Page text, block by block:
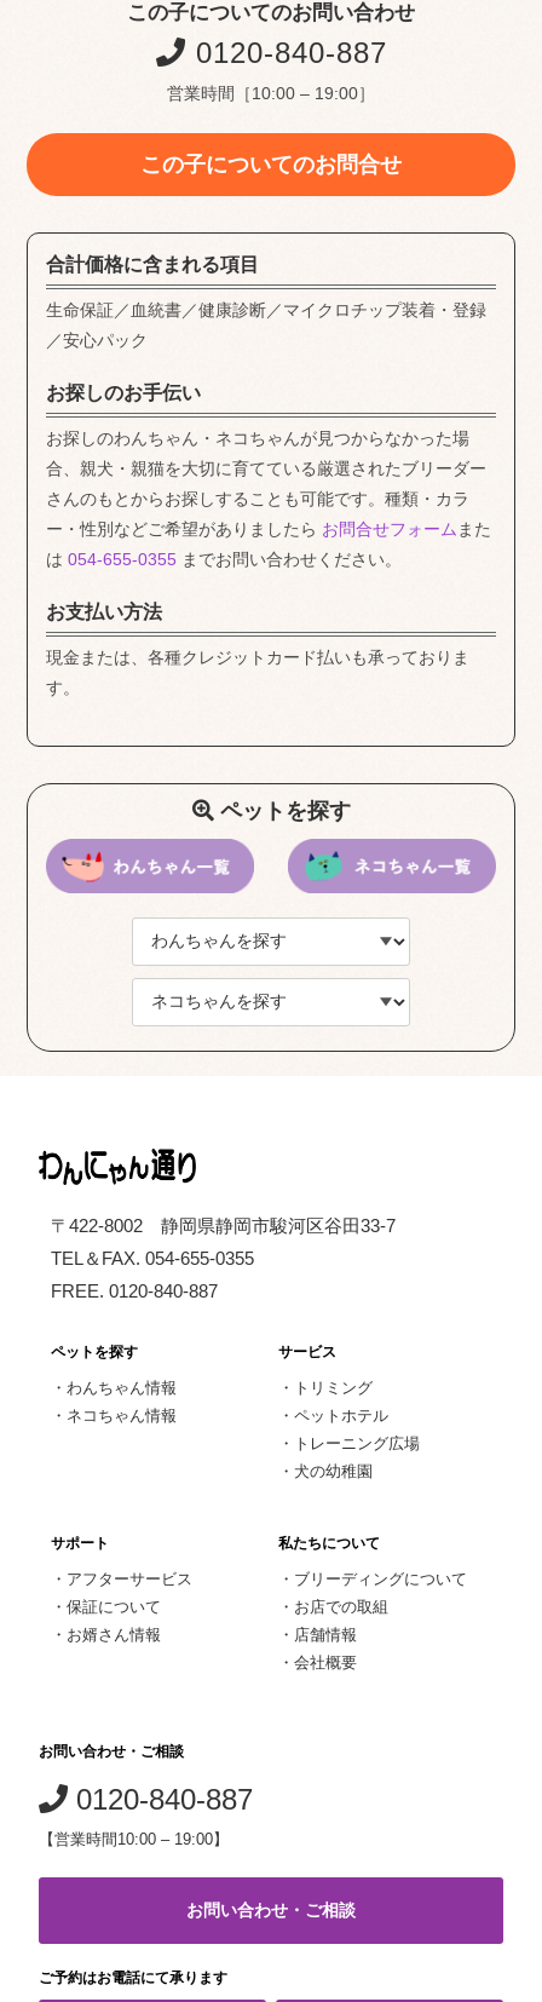
この子についてのお問い合わせ
0120-840-887
営業時間［10:00 – 19:00］
この子についてのお問合せ
合計価格に含まれる項目
生命保証／血統書／健康診断／マイクロチップ装着・登録
／安心パック
お探しのお手伝い
お探しのわんちゃん・ネコちゃんが見つからなかった場
合、親犬・親猫を大切に育てている厳選されたブリーダー
さんのもとからお探しすることも可能です。種類・カラ
ー・性別などご希望がありましたら お問合せフォーム また
は054-655-0355 までお問い合わせください。
お支払い方法
現金または、各種クレジットカード払いも承っておりま
す。
ペットを探す
〒422-8002 静岡県静岡市駿河区谷田33-7
TEL＆FAX. 054-655-0355
FREE. 0120-840-887
ペットを探す
・わんちゃん情報
・ ネコちゃん情報
サービス
・ トリミング
・ペットホテル
・ トレーニング広場
・犬の幼稚園
サポート
・ アフターサービス
・保証について
・ お婿さん情報
私たちについて
・ ブリーディングについて
・ お店での取組
・ 店舗情報
・会社概要
お問い合わせ・ご相談
0120-840-887
【営業時間10:00 – 19:00】
お問い合わせ・ご相談
ご予約はお電話にて承ります